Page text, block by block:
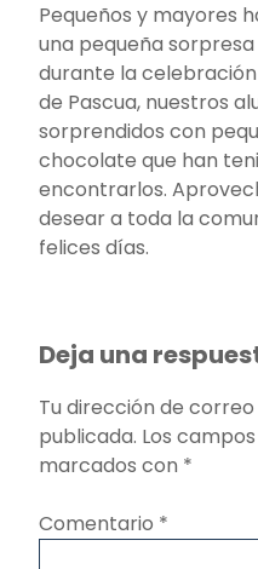
Pequeños y mayores
una pequeña
durante la
de Pascua, nuestros
sorprendidos con
chocolate que han
encontrarlos.
desear a toda la
felices días.
Deja una
Tu dirección de
publicada. Los
marcados con *
Comentario *